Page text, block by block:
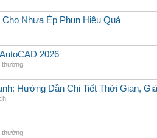
Nhựa Ép Phun Hiệu Quả
2026
thường
Hướng Dẫn Chi Tiết Thời Gian,
thường